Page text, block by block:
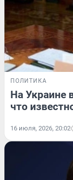
ПОЛИТИКА
На Украине
что
16 июля, 2026, 20:02